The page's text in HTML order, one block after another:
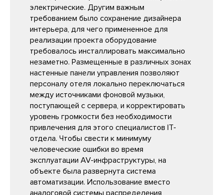
электрические. Другим важным
требованием было сохранение дизайнера
интерьера, для чего примененное для
реализации проекта оборудование
требовалось инсталлировать максимально
незаметно. Размещенные в различных зонах
настенные панели управления позволяют
персоналу отеля локально переключаться
между источниками фоновой музыки,
поступающей с сервера, и корректировать
уровень громкости без необходимости
привлечения для этого специалистов IT-
отдела. Чтобы свести к минимуму
человеческие ошибки во время
эксплуатации AV-инфраструктуры, на
объекте была развернута система
автоматизации. Использование вместо
аналоговой системы распределения